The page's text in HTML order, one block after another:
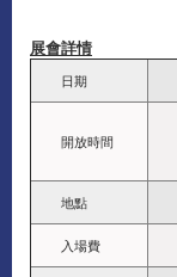
展會詳情
日期
開放時間
地點
入場費